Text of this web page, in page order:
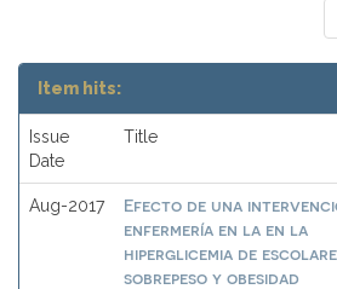
Item hits:
Issue
Date
Title
Aug-2017
Efecto de una
enfermería en la en la
hiperglicemia de
sobrepeso y obesidad